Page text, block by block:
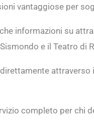
vantaggiose per
informazioni su
e il Teatro di
attraverso
completo per chi